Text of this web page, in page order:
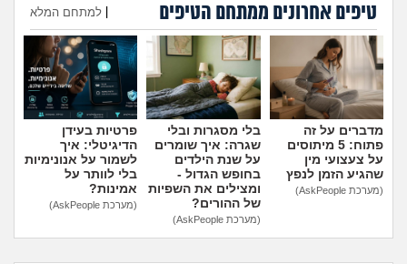
טיפים אחרונים ממתחם הטיפים למתחם המלא
הוספת טיפ
מדברים על זה
פתוח: 5 מיתוסים
על צעצועי מין
שהגיע הזמן לנפץ
(מערכת AskPeople)
בלי מסגרות ובלי
שגרה: איך שומרים
על שנת הילדים
בחופש הגדול -
ומצילים את השפיות
של ההורים?
(מערכת AskPeople)
פרטיות בעידן
הדיגיטלי: איך
לשמור על אנונימיות
בלי לוותר על
אמינות?
(מערכת AskPeople)